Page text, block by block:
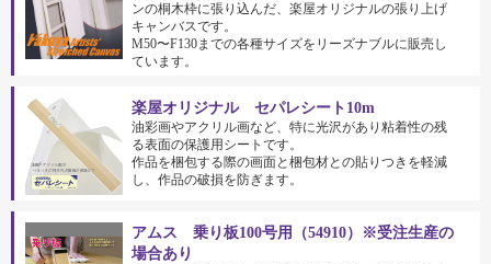
ンの桐木枠に張り込んだ、楽屋オリジナルの張り上げ
キャンバスです。
M50〜F130までの各種サイズをリーズナブルに販売し
ています。
楽屋オリジナル セパレシート10m
油彩画やアクリル画など、特に光沢があり粘着性の残
る表面の保護用シートです。
作品を梱包する際の画面と梱包材との貼りつきを軽減
し、作品の破損を防ぎます。
アムス 乗り板100号用（54910）※受注生産の
場合あり